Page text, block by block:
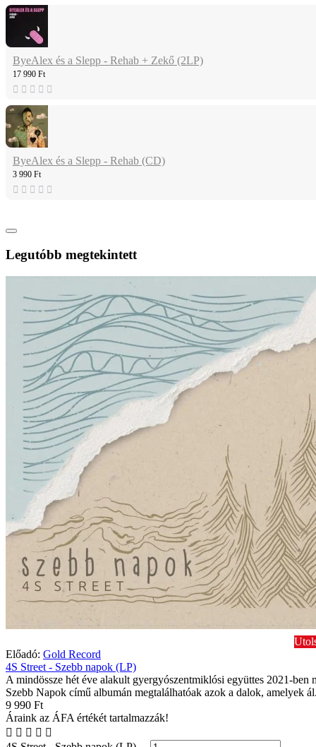
ByeAlex és a Slepp - Rehab + Zekő (2LP)
17 990 Ft
ByeAlex és a Slepp - Rehab (CD)
3 990 Ft
Legutóbb megtekintett
Előadó: Gold Record
4S Street - Szebb napok (LP)
A mindössze hét éve alakult gyergyószentmiklósi együttes 2021-ben
Szebb Napok című albumán megtalálhatóak azok a dalok, amelyek
9 990 Ft
Áraink az ÁFA értékét tartalmazzák!